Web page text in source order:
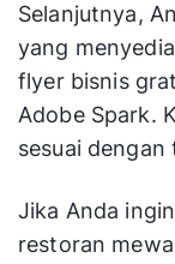
Selanjutnya,
yang
flyer bisnis
Adobe Spark.
sesuai dengan
Jika Anda
restoran